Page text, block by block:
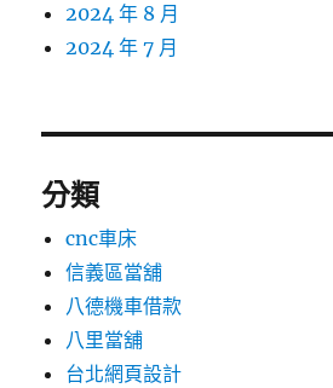
2024 年 8 月
2024 年 7 月
分類
cnc車床
信義區當舖
八德機車借款
八里當舖
台北網頁設計